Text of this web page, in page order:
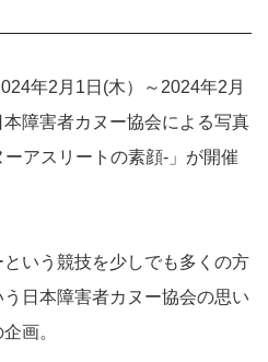
年2月1日(木）～2024年2月
障害者カヌー協会による写真
アスリートの素顔-」が開催
という競技を少しでも多くの方
日本障害者カヌー協会の思い
画。